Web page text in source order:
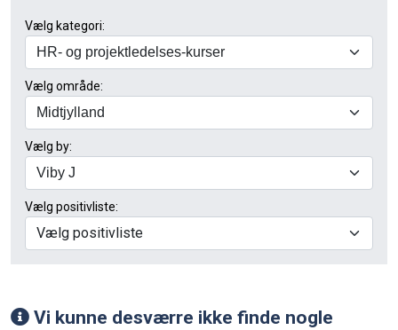
Vælg kategori:
Vælg område:
Vælg by:
Vælg positivliste:
Vælg positivliste
Vi kunne desværre ikke finde nogle